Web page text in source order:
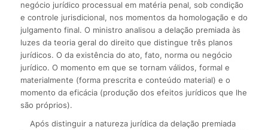
negócio jurídico processual em matéria penal, sob condição
e controle jurisdicional, nos momentos da homologação e do
julgamento final. O ministro analisou a delação premiada às
luzes da teoria geral do direito que distingue três planos
jurídicos. O da existência do ato, fato, norma ou negócio
jurídico. O momento em que se tornam válidos, formal e
materialmente (forma prescrita e conteúdo material) e o
momento da eficácia (produção dos efeitos jurídicos que lhe
são próprios).
Após distinguir a natureza jurídica da delação premiada